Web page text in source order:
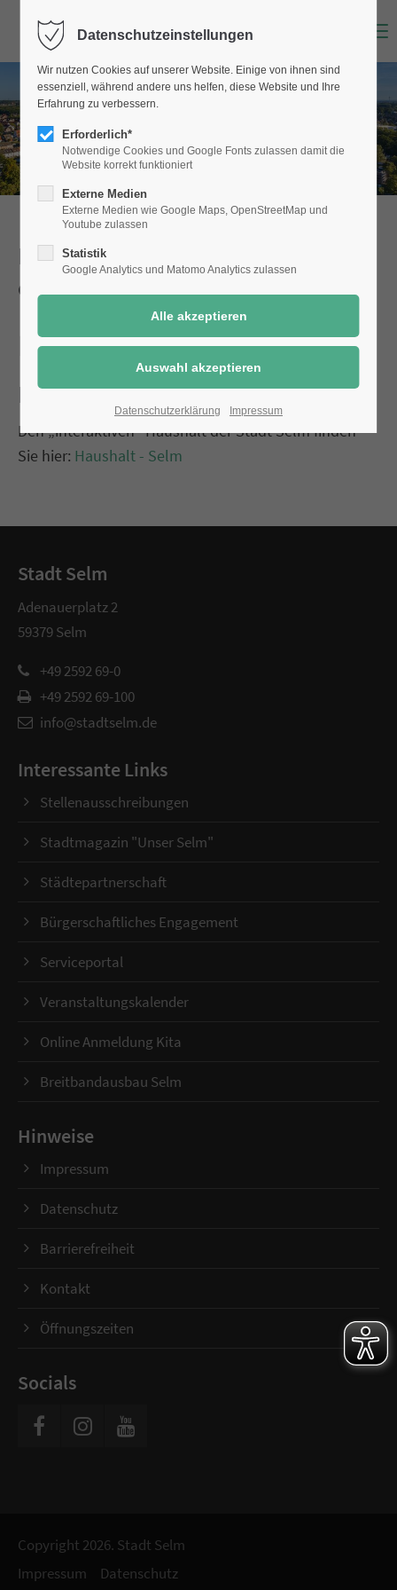
Dienstleistungen der Stadt Selm
einfach online!
Haushaltsplan
Details
Den „interaktiven“ Haushalt der Stadt Selm finden
Sie hier: Haushalt - Selm
Stadt Selm
Adenauerplatz 2
59379 Selm
+49 2592 69-0
+49 2592 69-100
info@stadtselm.de
Interessante Links
Stellenausschreibungen
Stadtmagazin "Unser Selm"
Städtepartnerschaft
Bürgerschaftliches Engagement
Serviceportal
Veranstaltungskalender
Online Anmeldung Kita
Breitbandausbau Selm
Hinweise
Impressum
Datenschutz
Barrierefreiheit
Kontakt
Öffnungszeiten
Socials
Copyright 2026. Stadt Selm
Impressum
Datenschutz
Datenschutzeinstellungen
Wir nutzen Cookies auf unserer Website. Einige von ihnen sind
essenziell, während andere uns helfen, diese Website und Ihre
Erfahrung zu verbessern.
Erforderlich*
Notwendige Cookies und Google Fonts zulassen damit die
Website korrekt funktioniert
Externe Medien
Externe Medien wie Google Maps, OpenStreetMap und
Youtube zulassen
Statistik
Google Analytics und Matomo Analytics zulassen
Datenschutzerklärung Impressum